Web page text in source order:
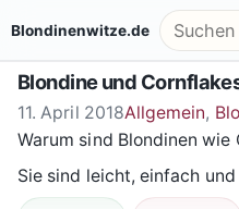
Blondinenwitze.de Suche
Blondine und
11. April 2018Allgemein,
Warum sind Blondinen wie
Sie sind leicht, einfach